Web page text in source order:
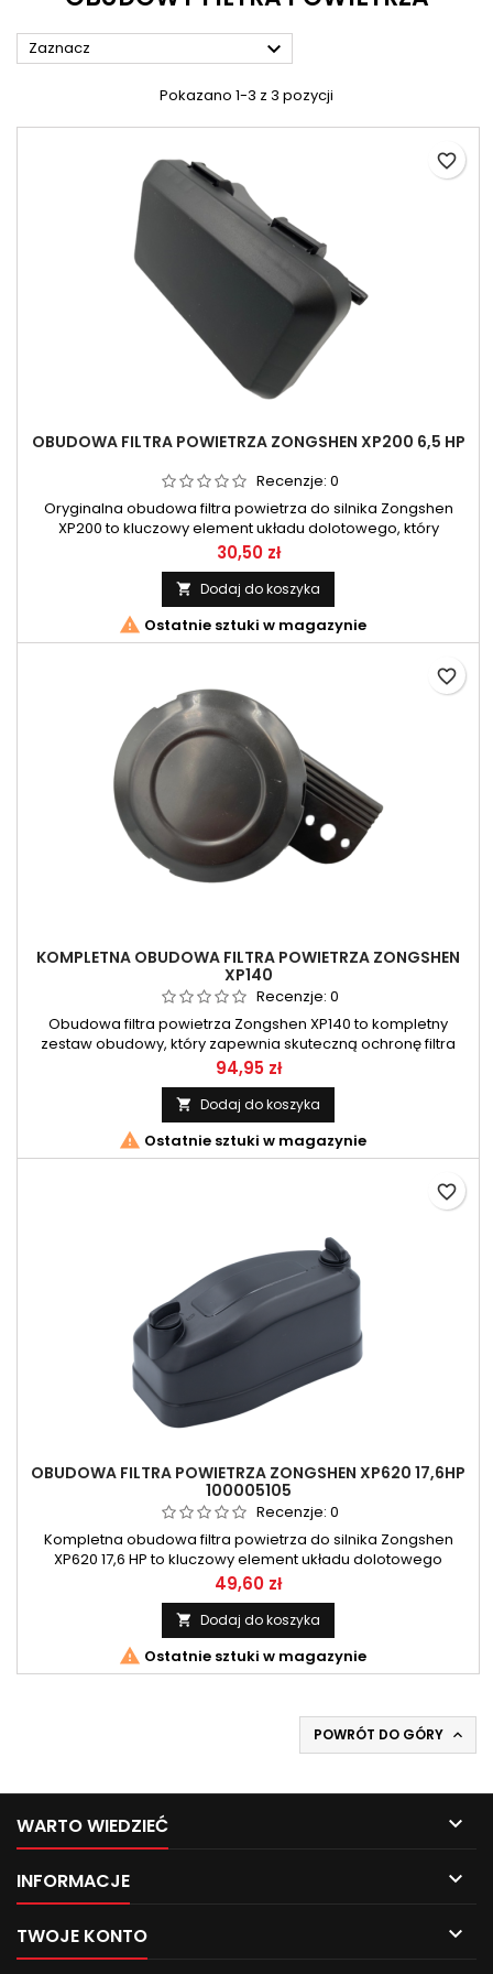
Zaznacz 
Pokazano 1-3 z 3 pozycji
OBUDOWA FILTRA POWIETRZA ZONGSHEN XP200 6,5 HP
Recenzje: 0
Oryginalna obudowa filtra powietrza do silnika Zongshen
XP200 to kluczowy element układu dolotowego, który
zapewnia prawidłowe osadzenie filtra powietrza, ochronę
przed zanieczyszczeniami oraz optymalny przepływ
powietrza do silnika. Produkt jest idealną częścią zamienną
do maszyn ogrodowych i użytkowych z jednostką Zongshen
XP200 65 HP, wspierając...
Cena
30,50 zł
 Dodaj do koszyka
 Ostatnie sztuki w magazynie
favorite_border
KOMPLETNA OBUDOWA FILTRA POWIETRZA ZONGSHEN
XP140
Recenzje: 0
Obudowa filtra powietrza Zongshen XP140 to kompletny
zestaw obudowy, który zapewnia skuteczną ochronę filtra
powietrza oraz optymalny dopływ czystego powietrza do
silnika. Idealnie dopasowana do silnika Zongshen XP140,
obudowa minimalizuje przedostawanie się zanieczyszczeń
do komory spalania, co przekłada się na dłuższą żywotność
jednostki napędowej i...
Cena
94,95 zł
 Dodaj do koszyka
 Ostatnie sztuki w magazynie
favorite_border
OBUDOWA FILTRA POWIETRZA ZONGSHEN XP620 17,6HP
100005105
Recenzje: 0
Kompletna obudowa filtra powietrza do silnika Zongshen
XP620 17,6 HP to kluczowy element układu dolotowego
zapewniający skuteczną ochronę silnika przed kurzem,
pyłem i zanieczyszczeniami. Precyzyjne dopasowanie do
jednostki napędowej gwarantuje stabilny przepływ powietrza
i wydajną pracę silnika, co wpływa na jego dłuższą żywotność
oraz lepsze osiągi....
Cena
49,60 zł
 Dodaj do koszyka
 Ostatnie sztuki w magazynie
favorite_border
POWRÓT DO GÓRY 
WARTO WIEDZIEĆ 
INFORMACJE 
TWOJE KONTO 